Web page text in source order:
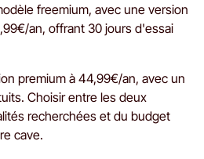
freemium, avec une version
an, offrant 30 jours d'essai
premium à 44,99€/an, avec un
Choisir entre les deux
recherchées et du budget
cave.